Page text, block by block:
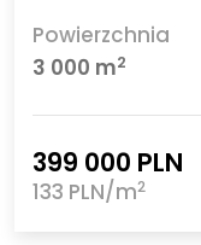
Powierzchnia
3 000 m2
399 000 PLN
133 PLN/m2